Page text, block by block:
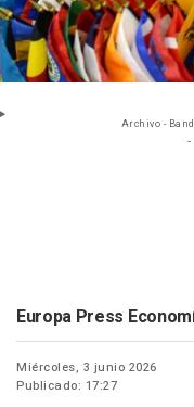
Archivo -
Europa Press
Miércoles, 3 junio 2026
Publicado: 17:27